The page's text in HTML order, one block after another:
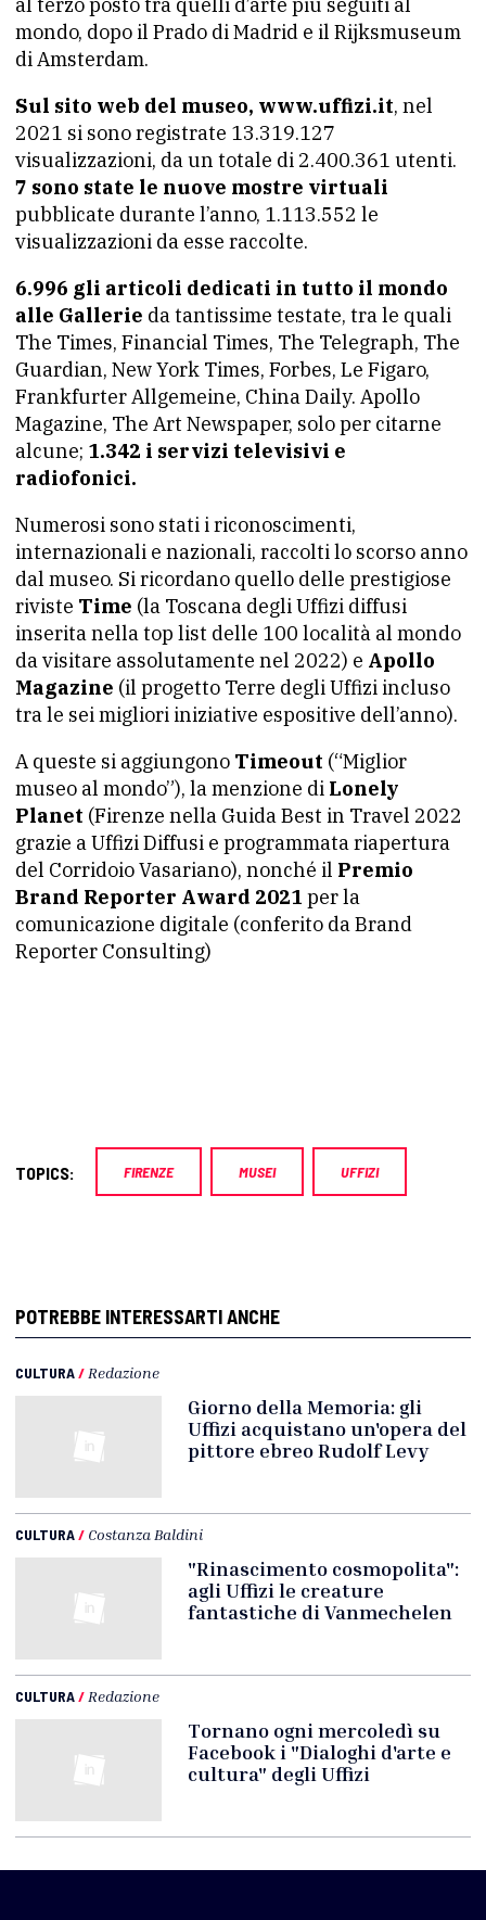
al terzo posto tra quelli d’arte più seguiti al
mondo, dopo il Prado di Madrid e il Rijksmuseum
di Amsterdam.
Sul sito web del museo, www.uffizi.it, nel
2021 si sono registrate 13.319.127
visualizzazioni, da un totale di 2.400.361 utenti.
7 sono state le nuove mostre virtuali
pubblicate durante l’anno, 1.113.552 le
visualizzazioni da esse raccolte.
6.996 gli articoli dedicati in tutto il mondo
alle Gallerie da tantissime testate, tra le quali
The Times, Financial Times, The Telegraph, The
Guardian, New York Times, Forbes, Le Figaro,
Frankfurter Allgemeine, China Daily. Apollo
Magazine, The Art Newspaper, solo per citarne
alcune; 1.342 i servizi televisivi e
radiofonici.
Numerosi sono stati i riconoscimenti,
internazionali e nazionali, raccolti lo scorso anno
dal museo. Si ricordano quello delle prestigiose
riviste Time (la Toscana degli Uffizi diffusi
inserita nella top list delle 100 località al mondo
da visitare assolutamente nel 2022) e Apollo
Magazine (il progetto Terre degli Uffizi incluso
tra le sei migliori iniziative espositive dell’anno).
A queste si aggiungono Timeout (“Miglior
museo al mondo”), la menzione di Lonely
Planet (Firenze nella Guida Best in Travel 2022
grazie a Uffizi Diffusi e programmata riapertura
del Corridoio Vasariano), nonché il Premio
Brand Reporter Award 2021 per la
comunicazione digitale (conferito da Brand
Reporter Consulting)
TOPICS: FIRENZE MUSEI UFFIZI
POTREBBE INTERESSARTI ANCHE
CULTURA/ Redazione
Giorno della Memoria: gli
Uffizi acquistano un'opera del
pittore ebreo Rudolf Levy
CULTURA/ Costanza Baldini
"Rinascimento cosmopolita":
agli Uffizi le creature
fantastiche di Vanmechelen
CULTURA/ Redazione
Tornano ogni mercoledì su
Facebook i "Dialoghi d'arte e
cultura" degli Uffizi